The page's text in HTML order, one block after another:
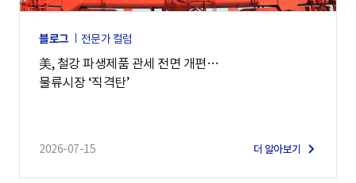
블로그 전문가 컬럼
美, 철강 파생제품 관세 전면 개편…
물류시장 ‘직격탄’
2026-07-15 더 알아보기